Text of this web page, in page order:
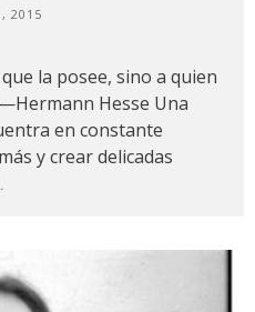
2015
la posee, sino a quien
Hesse Una
en constante
y crear delicadas